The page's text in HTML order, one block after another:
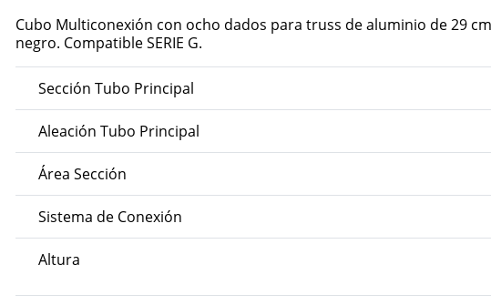
Cubo Multiconexión con ocho dados para truss de aluminio de 29
negro. Compatible SERIE G.
Sección Tubo Principal
Aleación Tubo Principal
Área Sección
Sistema de Conexión
Altura